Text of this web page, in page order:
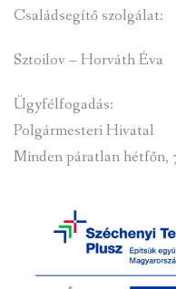
VÁLASZTÁS 2026
Családsegítő szolgálat:
Sztoilov – Horváth Éva
Ügyfélfogadás:
Polgármesteri Hivatal
Minden páratlan hétfőn,